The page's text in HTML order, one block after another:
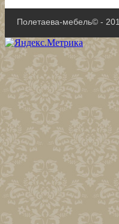
Полетаева-мебель© -